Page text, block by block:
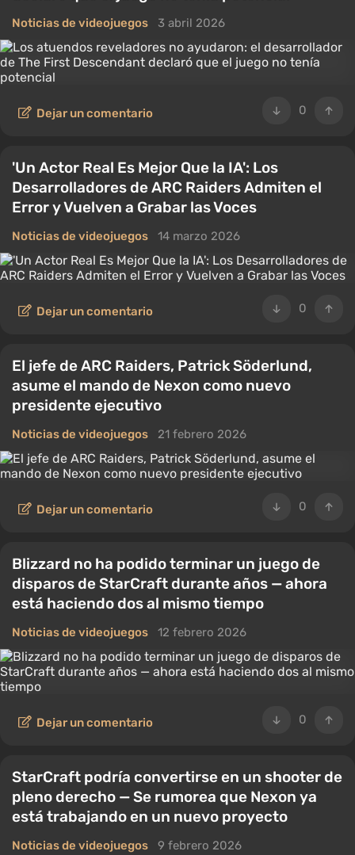
Noticias de videojuegos 3 abril 2026
0
Dejar un comentario
'Un Actor Real Es Mejor Que la IA': Los
Desarrolladores de ARC Raiders Admiten el
Error y Vuelven a Grabar las Voces
Noticias de videojuegos 14 marzo 2026
0
Dejar un comentario
El jefe de ARC Raiders, Patrick Söderlund,
asume el mando de Nexon como nuevo
presidente ejecutivo
Noticias de videojuegos 21 febrero 2026
0
Dejar un comentario
Blizzard no ha podido terminar un juego de
disparos de StarCraft durante años — ahora
está haciendo dos al mismo tiempo
Noticias de videojuegos 12 febrero 2026
0
Dejar un comentario
StarCraft podría convertirse en un shooter de
pleno derecho — Se rumorea que Nexon ya
está trabajando en un nuevo proyecto
Noticias de videojuegos 9 febrero 2026